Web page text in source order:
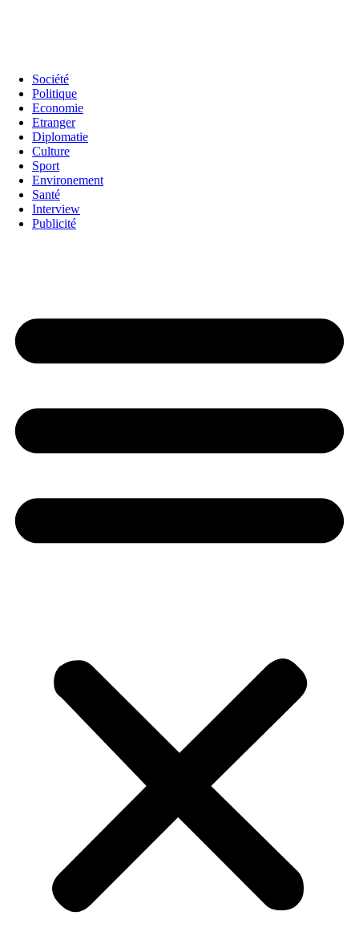
Société
Politique
Economie
Etranger
Diplomatie
Culture
Sport
Environement
Santé
Interview
Publicité